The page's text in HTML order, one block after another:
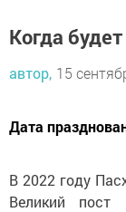
Когда
автор, 15
Дата
В 2022 году
Великий пост